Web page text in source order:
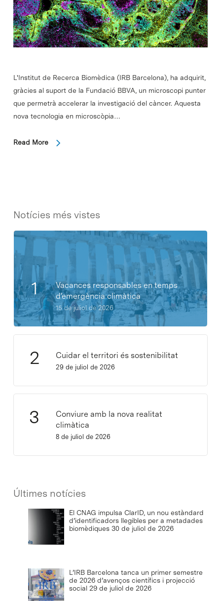
L'Institut de Recerca Biomèdica (IRB Barcelona), ha adquirit,
gràcies al suport de la Fundació BBVA, un microscopi punter
que permetrà accelerar la investigació del càncer. Aquesta
nova tecnologia en microscòpia…
Read More
Notícies més vistes
Vacances responsables en temps
d’emergència climàtica
15 de juliol de 2026
Cuidar el territori és sostenibilitat
29 de juliol de 2026
Conviure amb la nova realitat
climàtica
8 de juliol de 2026
Últimes notícies
El CNAG impulsa ClarID, un nou estàndard
d’identificadors llegibles per a metadades
biomèdiques 30 de juliol de 2026
L’IRB Barcelona tanca un primer semestre
de 2026 d’avenços científics i projecció
social 29 de juliol de 2026